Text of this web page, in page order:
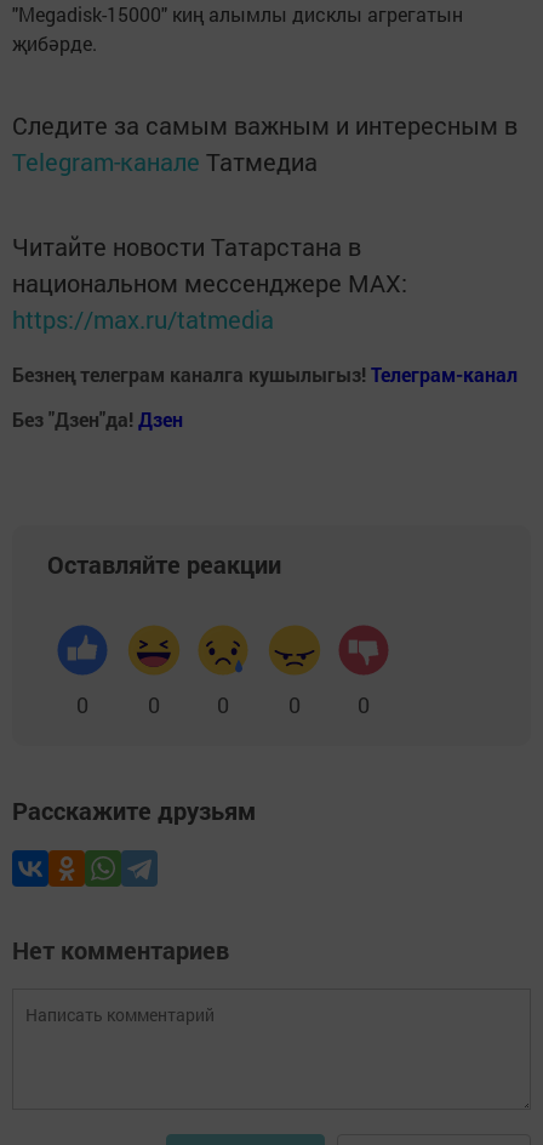
"Megadisk-15000" киң алымлы дисклы агрегатын
җибәрде.
Следите за самым важным и интересным в
Telegram-канале Татмедиа
Читайте новости Татарстана в
национальном мессенджере MАХ:
https://max.ru/tatmedia
Безнең телеграм каналга кушылыгыз! Телеграм-канал
Без "Дзен"да! Дзен
Оставляйте реакции
0 0 0 0 0
Расскажите друзьям
Нет комментариев